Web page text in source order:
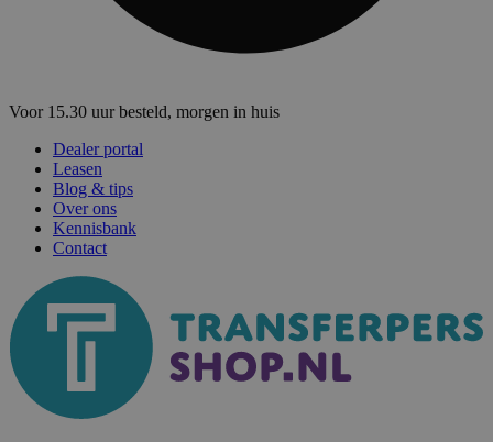
Voor 15.30 uur besteld, morgen in huis
Dealer portal
Leasen
Blog & tips
Over ons
Kennisbank
Contact